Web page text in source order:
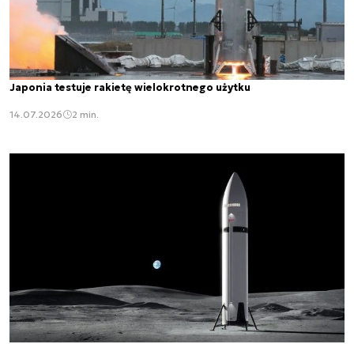
Japonia testuje rakietę wielokrotnego użytku
14.07.2026 2 min.